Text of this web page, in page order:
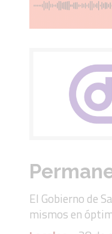
El Gobierno de
mismos en